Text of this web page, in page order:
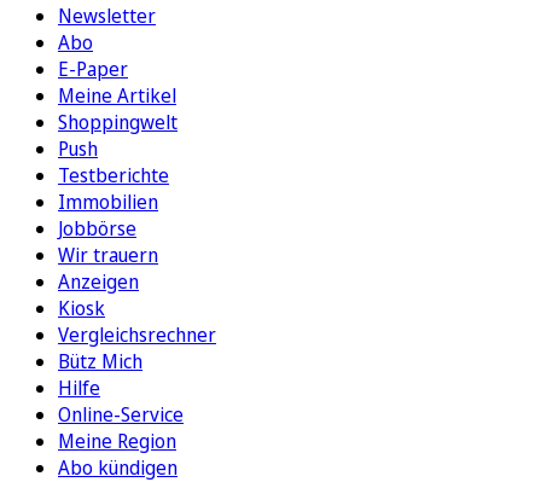
Newsletter
Abo
E-Paper
Meine Artikel
Shoppingwelt
Push
Testberichte
Immobilien
Jobbörse
Wir trauern
Anzeigen
Kiosk
Vergleichsrechner
Bütz Mich
Hilfe
Online-Service
Meine Region
Abo kündigen